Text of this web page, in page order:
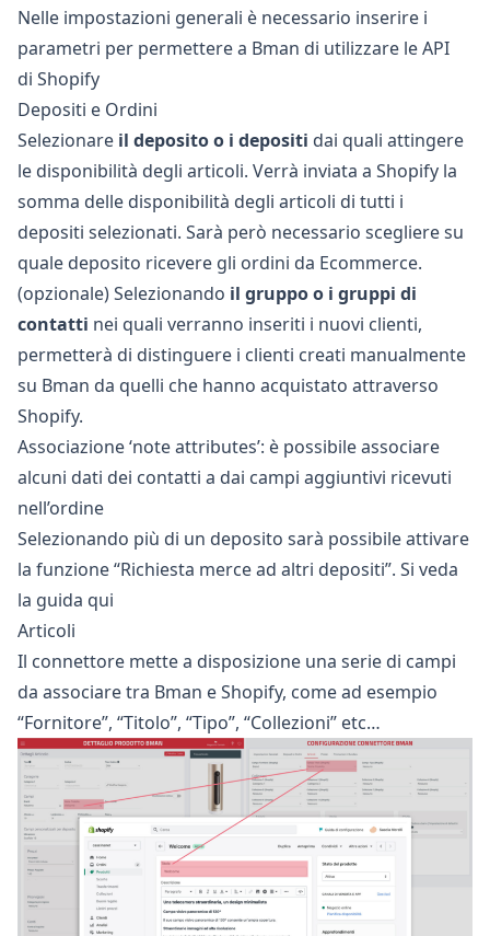
Nelle impostazioni generali è necessario inserire i
parametri per permettere a Bman di utilizzare leAPI
di Shopify
Depositi e Ordini
Selezionare il deposito o i depositi dai quali attingere
le disponibilità degli articoli. Verrà inviata a Shopify la
somma delle disponibilità degli articoli di tutti i
depositi selezionati. Sarà però necessario scegliere su
quale deposito ricevere gli ordini da Ecommerce.
(opzionale) Selezionando il gruppo o i gruppi di
contatti nei quali verranno inseriti i nuovi clienti,
permetterà di distinguere i clienti creati manualmente
su Bman da quelli che hanno acquistato attraverso
Shopify.
Associazione ‘note attributes’: è possibile associare
alcuni dati dei contatti a dai campi aggiuntivi ricevuti
nell’ordine
Selezionando più di un deposito sarà possibile attivare
la funzione “Richiesta merce ad altri depositi”. Si veda
la guida qui
Articoli
Il connettore mette a disposizione una serie di campi
da associare tra Bman e Shopify, come ad esempio
“Fornitore”, “Titolo”, “Tipo”, “Collezioni” etc…